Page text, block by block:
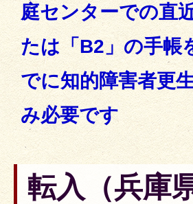
庭センターでの直
たは「B2」の手帳
でに知的障害者更
み必要です
転入（兵庫